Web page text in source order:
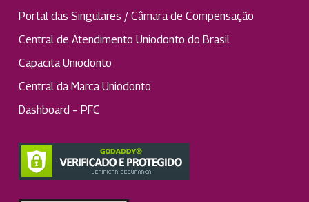
Portal das Singulares / Câmara de Compensação
Central de Atendimento Uniodonto do Brasil
Capacita Uniodonto
Central da Marca Uniodonto
Dashboard – PFC